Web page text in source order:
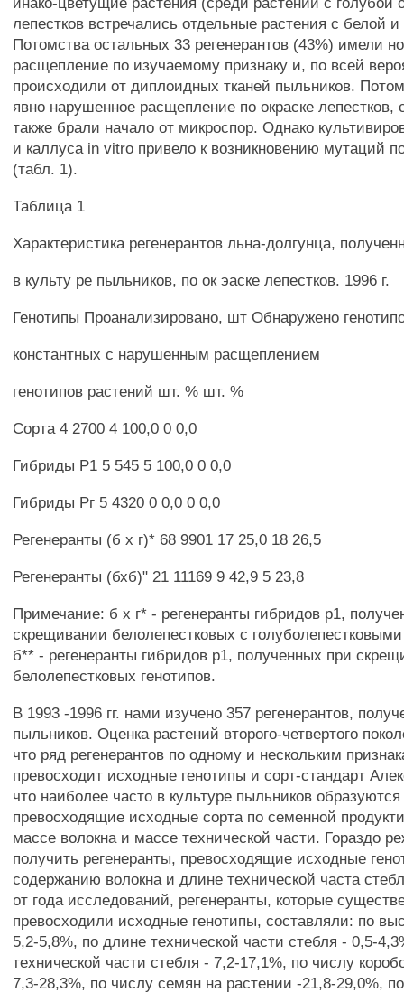
лепестков встречались отдельные растения с белой
Потомства остальных 33 регенерантов (43%) имели
расщепление по изучаемому признаку и, по всей
происходили от диплоидных тканей пыльников.
явно нарушенное расщепление по окраске лепестков,
также брали начало от микроспор. Однако
и каллуса in vitro привело к возникновению мутаций
(табл. 1).
Таблица 1
Характеристика регенерантов льна-долгунца,
в культу ре пыльников, по ок эаске лепестков. 1996 г.
Генотипы Проанализировано, шт Обнаружено
константных с нарушенным расщеплением
генотипов растений шт. % шт. %
Сорта 4 2700 4 100,0 0 0,0
Гибриды Р1 5 545 5 100,0 0 0,0
Гибриды Рг 5 4320 0 0,0 0 0,0
Регенеранты (б х г)* 68 9901 17 25,0 18 26,5
Регенеранты (бхб)" 21 11169 9 42,9 5 23,8
Примечание: б х г* - регенеранты гибридов р1,
скрещивании белолепестковых с
б** - регенеранты гибридов р1, полученных при
белолепестковых генотипов.
В 1993 -1996 гг. нами изучено 357 регенерантов,
пыльников. Оценка растений второго-четвертого
что ряд регенерантов по одному и нескольким
превосходит исходные генотипы и сорт-стандарт
что наиболее часто в культуре пыльников
превосходящие исходные сорта по семенной
массе волокна и массе технической части. Гораздо
получить регенеранты, превосходящие исходные
содержанию волокна и длине технической часта
от года исследований, регенеранты, которые
превосходили исходные генотипы, составляли: по
5,2-5,8%, по длине технической части стебля - 0,5-
технической части стебля - 7,2-17,1%, по числу
7,3-28,3%, по числу семян на растении -21,8-29,0%,